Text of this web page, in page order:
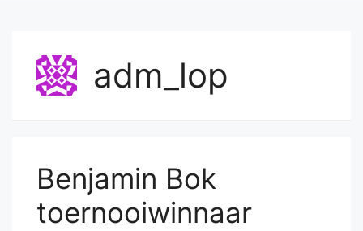
adm_lop
Benjamin Bok
toernooiwinnaar